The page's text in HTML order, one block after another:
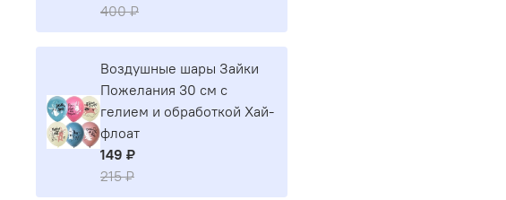
400 ₽
Воздушные шары Зайки
Пожелания 30 см с
гелием и обработкой Хай-
флоат
149 ₽
215 ₽